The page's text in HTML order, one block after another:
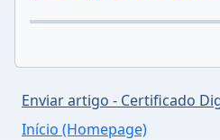
Enviar artigo - Certificado
Início (Homepage)